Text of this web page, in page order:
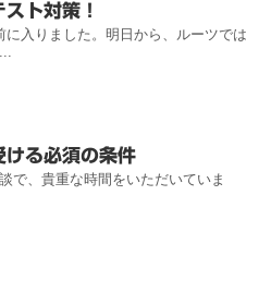
ト対策！
に入りました。明日から、ルーツでは
ける必須の条件
で、貴重な時間をいただいていま